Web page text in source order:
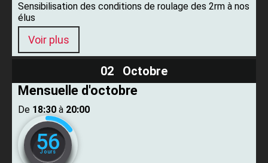
Sensibilisation des conditions de roulage des 2rm à nos
élus
Voir plus
02 Octobre
Mensuelle d'octobre
De ​ 18:30 ​ à ​ 20:00
56
Jours